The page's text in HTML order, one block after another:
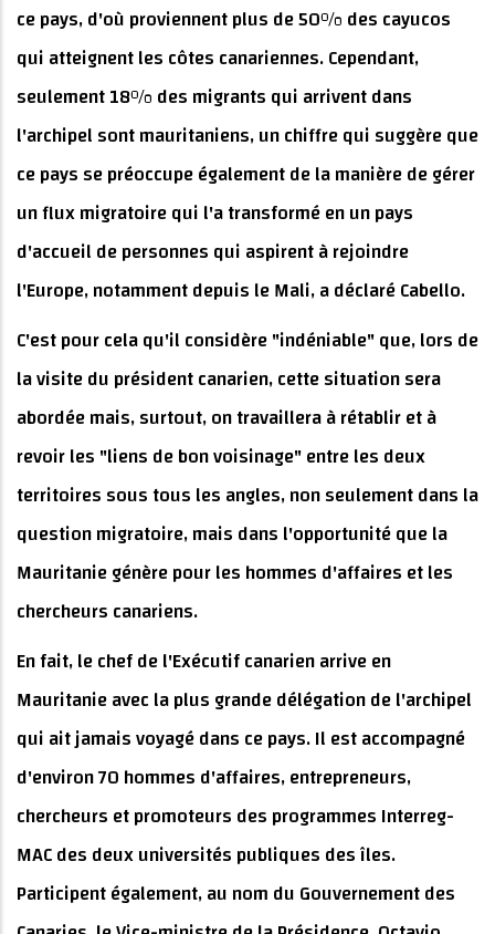
ce pays, d'où proviennent plus de 50% des cayucos
qui atteignent les côtes canariennes. Cependant,
seulement 18% des migrants qui arrivent dans
l'archipel sont mauritaniens, un chiffre qui suggère que
ce pays se préoccupe également de la manière de gérer
un flux migratoire qui l'a transformé en un pays
d'accueil de personnes qui aspirent à rejoindre
l'Europe, notamment depuis le Mali, a déclaré Cabello.
C'est pour cela qu'il considère "indéniable" que, lors de
la visite du président canarien, cette situation sera
abordée mais, surtout, on travaillera à rétablir et à
revoir les "liens de bon voisinage" entre les deux
territoires sous tous les angles, non seulement dans la
question migratoire, mais dans l'opportunité que la
Mauritanie génère pour les hommes d'affaires et les
chercheurs canariens.
En fait, le chef de l'Exécutif canarien arrive en
Mauritanie avec la plus grande délégation de l'archipel
qui ait jamais voyagé dans ce pays. Il est accompagné
d'environ 70 hommes d'affaires, entrepreneurs,
chercheurs et promoteurs des programmes Interreg-
MAC des deux universités publiques des îles.
Participent également, au nom du Gouvernement des